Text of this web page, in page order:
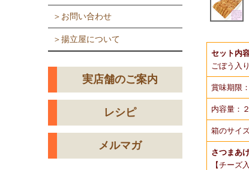
＞お問い合わせ
＞揚立屋について
実店舗のご案内
レシピ
メルマガ
セット内
ごぼう入
賞味期限
内容量：
箱のサイ
さつまあ
【チーズ